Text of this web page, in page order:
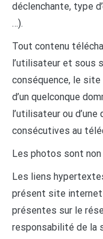
déclenchante, type
…).
Tout contenu
l’utilisateur et sous
conséquence, le
d’un quelconque
l’utilisateur ou
consécutives au
Les photos sont
Les liens
présent site internet
présentes sur le
responsabilité de la